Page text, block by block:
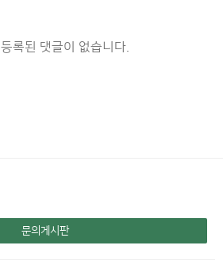
등록된 댓글이 없습니다.
문의게시판